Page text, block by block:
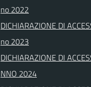
no 2022
DICHIARAZIONE DI
no 2023
DICHIARAZIONE DI
NNO 2024